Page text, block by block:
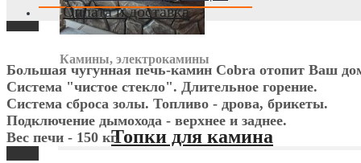
Камины, электрокамины
Топки для камина
Оплата и доставка
Большая чугунная печь-камин Cobra отопит Ваш
Система "чистое стекло". Длительное горение.
Система сброса золы. Топливо - дрова, брикеты.
Подключение дымохода - верхнее и заднее.
Вес печи - 150 кг.